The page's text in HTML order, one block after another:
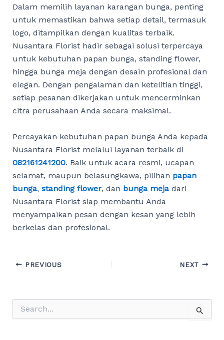
Dalam memilih layanan karangan bunga, penting
untuk memastikan bahwa setiap detail, termasuk
logo, ditampilkan dengan kualitas terbaik.
Nusantara Florist hadir sebagai solusi terpercaya
untuk kebutuhan papan bunga, standing flower,
hingga bunga meja dengan desain profesional dan
elegan. Dengan pengalaman dan ketelitian tinggi,
setiap pesanan dikerjakan untuk mencerminkan
citra perusahaan Anda secara maksimal.
Percayakan kebutuhan papan bunga Anda kepada
Nusantara Florist melalui layanan terbaik di
082161241200. Baik untuk acara resmi, ucapan
selamat, maupun belasungkawa, pilihan papan
bunga, standing flower, dan bunga mejadari
Nusantara Florist siap membantu Anda
menyampaikan pesan dengan kesan yang lebih
berkelas dan profesional.
Post
PREVIOUS NEXT